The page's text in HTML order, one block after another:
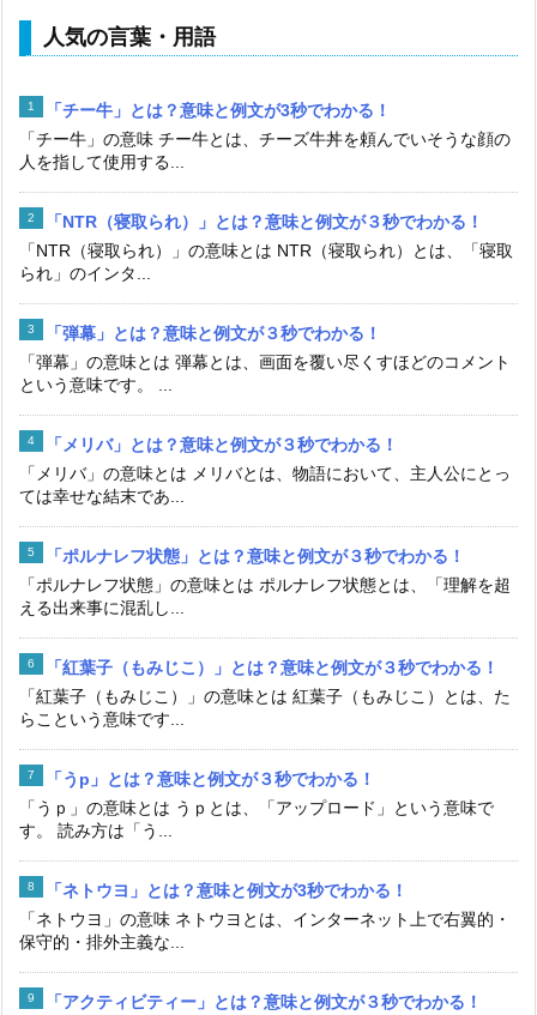
人気の言葉・用語
「チー牛」とは？意味と例文が3秒でわかる！
「チー牛」の意味 チー牛とは、チーズ牛丼を頼んでいそうな顔の
人を指して使用する...
「NTR（寝取られ）」とは？意味と例文が３秒でわかる！
「NTR（寝取られ）」の意味とは NTR（寝取られ）とは、「寝取
られ」のインタ...
「弾幕」とは？意味と例文が３秒でわかる！
「弾幕」の意味とは 弾幕とは、画面を覆い尽くすほどのコメント
という意味です。 ...
「メリバ」とは？意味と例文が３秒でわかる！
「メリバ」の意味とは メリバとは、物語において、主人公にとっ
ては幸せな結末であ...
「ポルナレフ状態」とは？意味と例文が３秒でわかる！
「ポルナレフ状態」の意味とは ポルナレフ状態とは、「理解を超
える出来事に混乱し...
「紅葉子（もみじこ）」とは？意味と例文が３秒でわかる！
「紅葉子（もみじこ）」の意味とは 紅葉子（もみじこ）とは、た
らこという意味です...
「うp」とは？意味と例文が３秒でわかる！
「うｐ」の意味とは うｐとは、「アップロード」という意味で
す。 読み方は「う...
「ネトウヨ」とは？意味と例文が3秒でわかる！
「ネトウヨ」の意味 ネトウヨとは、インターネット上で右翼的・
保守的・排外主義な...
「アクティビティー」とは？意味と例文が３秒でわかる！